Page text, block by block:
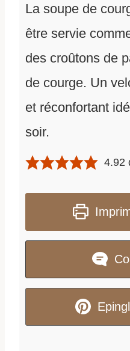
La soupe de
être servie
des croûtons de
de courge. Un
et réconfortant
soir.
4.92